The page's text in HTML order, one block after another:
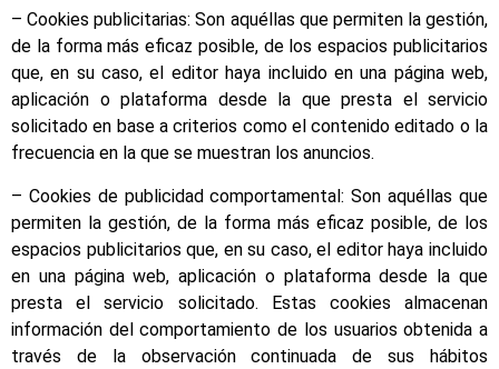
– Cookies publicitarias: Son aquéllas que permiten la gestión,
de la forma más eficaz posible, de los espacios publicitarios
que, en su caso, el editor haya incluido en una página web,
aplicación o plataforma desde la que presta el servicio
solicitado en base a criterios como el contenido editado o la
frecuencia en la que se muestran los anuncios.
– Cookies de publicidad comportamental: Son aquéllas que
permiten la gestión, de la forma más eficaz posible, de los
espacios publicitarios que, en su caso, el editor haya incluido
en una página web, aplicación o plataforma desde la que
presta el servicio solicitado. Estas cookies almacenan
información del comportamiento de los usuarios obtenida a
través de la observación continuada de sus hábitos